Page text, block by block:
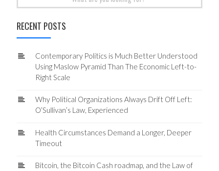
RECENT POSTS
Contemporary Politics is Much Better Understood
Using Maslow Pyramid Than The Economic Left-to-
Right Scale
Why Political Organizations Always Drift Off Left:
O’Sullivan’s Law, Experienced
Health Circumstances Demand a Longer, Deeper
Timeout
Bitcoin, the Bitcoin Cash roadmap, and the Law of